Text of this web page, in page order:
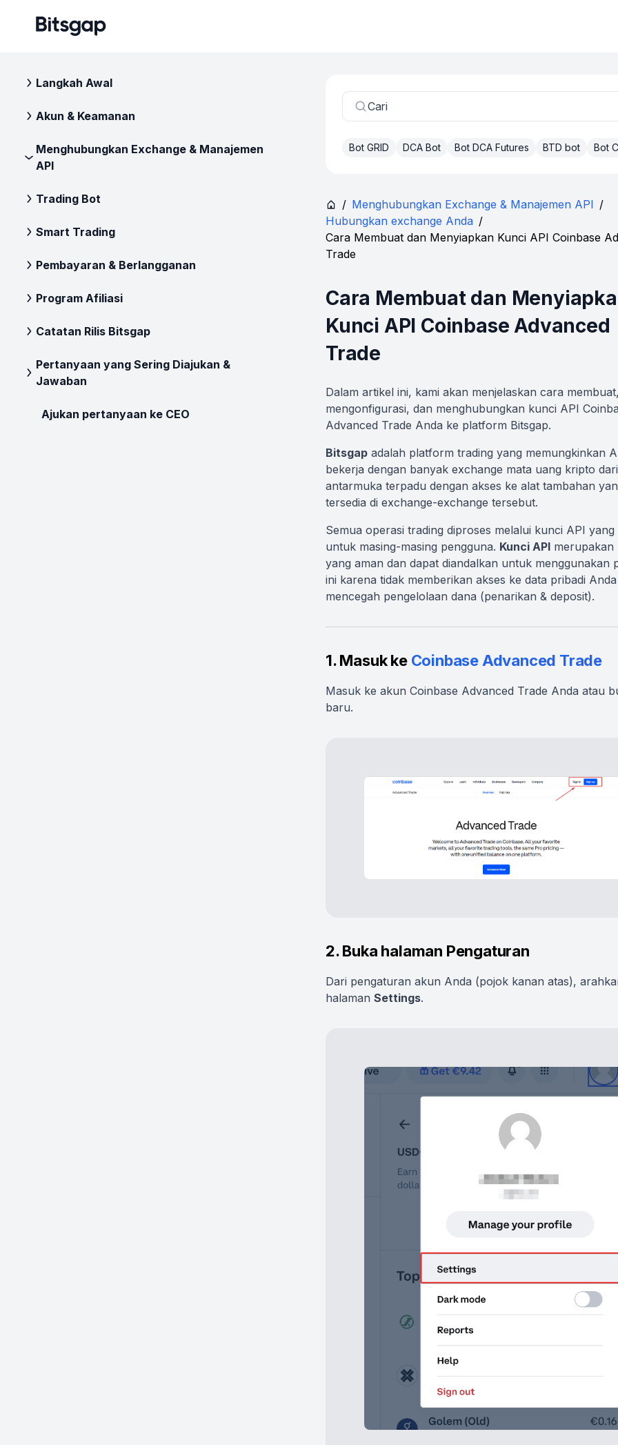
Langkah Awal
Akun & Keamanan
Menghubungkan Exchange & Manajemen
API
Trading Bot
Smart Trading
Pembayaran & Berlangganan
Program Afiliasi
Catatan Rilis Bitsgap
Pertanyaan yang Sering Diajukan &
Jawaban
Ajukan pertanyaan ke CEO
Cari
Bot GRID DCA Bot Bot DCA Futures BTD bot Bot
/ Menghubungkan Exchange & Manajemen API /
Hubungkan exchange Anda /
Cara Membuat dan Menyiapkan Kunci API Coinbase
Trade
Cara Membuat dan
Kunci API Coinbase Advanced
Trade
Dalam artikel ini, kami akan menjelaskan cara
mengonfigurasi, dan menghubungkan kunci API
Advanced Trade Anda ke platform Bitsgap.
Bitsgap adalah platform trading yang memungkinkan
bekerja dengan banyak exchange mata uang kripto dari
antarmuka terpadu dengan akses ke alat tambahan
tersedia di exchange-exchange tersebut.
Semua operasi trading diproses melalui kunci API yang
untuk masing-masing pengguna. Kunci API merupakan
yang aman dan dapat diandalkan untuk menggunakan
ini karena tidak memberikan akses ke data pribadi
mencegah pengelolaan dana (penarikan & deposit).
1. Masuk ke Coinbase Advanced Trade
Masuk ke akun Coinbase Advanced Trade Anda atau
baru.
2. Buka halaman Pengaturan
Dari pengaturan akun Anda (pojok kanan atas),
halaman Settings.